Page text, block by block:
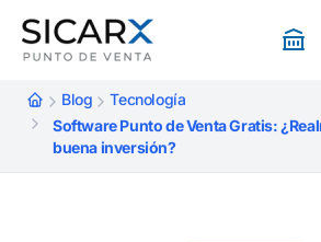
Blog
Tecnología
Software Punto de Venta Gratis:
buena inversión?